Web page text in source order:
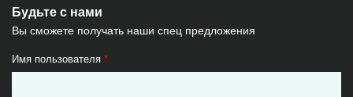
Будьте с нами
Вы сможете получать наши спец предложения
Имя пользователя *